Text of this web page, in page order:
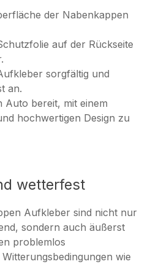
der Nabenkappen
auf der Rückseite
sorgfältig und
an.
Auto bereit, mit einem
hochwertigen Design zu
wetterfest
Aufkleber sind nicht nur
sondern auch äußerst
problemlos
wie